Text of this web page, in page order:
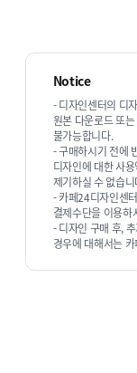
Notice
- 디자인센터의 디
원본 다운로드 또
불가능합니다.
- 구매하시기 전에
디자인에 대한 사
제기하실 수 없습니
- 카페24디자인센
결제수단을 이용하
- 디자인 구매 후,
경우에 대해서는